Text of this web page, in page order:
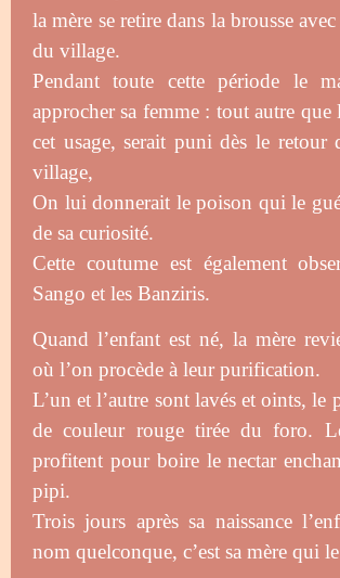
la mère se retire dans la brousse
du village.
Pendant toute cette période le
approcher sa femme : tout autre
cet usage, serait puni dès le retour
village,
On lui donnerait le poison qui le
de sa curiosité.
Cette coutume est également
Sango et les Banziris.
Quand l’enfant est né, la mère
où l’on procède à leur purification.
L’un et l’autre sont lavés et oints, le
de couleur rouge tirée du foro.
profitent pour boire le nectar
pipi.
Trois jours après sa naissance
nom quelconque, c’est sa mère qui